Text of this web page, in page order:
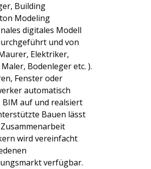
Building
Modeling
digitales Modell
und von
Elektriker,
Bodenleger etc. ).
Fenster oder
automatisch
auf und realsiert
Bauen lässt
wird vereinfacht
verfügbar.